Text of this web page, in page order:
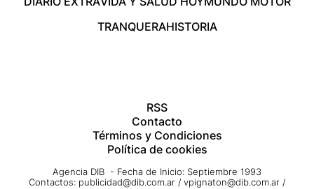
TRANQUERAHISTORIA
RSS
Contacto
Términos y Condiciones
Política de cookies
Agencia DIB - Fecha de Inicio: Septiembre 1993
Contactos: publicidad@dib.com.ar / vpignaton@dib.com.ar /